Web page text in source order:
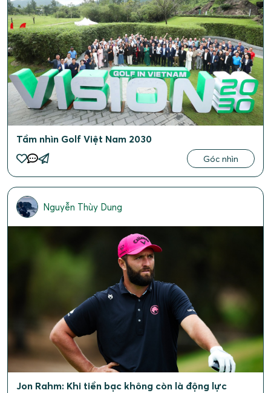
Tầm nhìn Golf Việt Nam 2030
Góc nhìn
Nguyễn Thùy Dung
Jon Rahm: Khi tiền bạc không còn là động lực